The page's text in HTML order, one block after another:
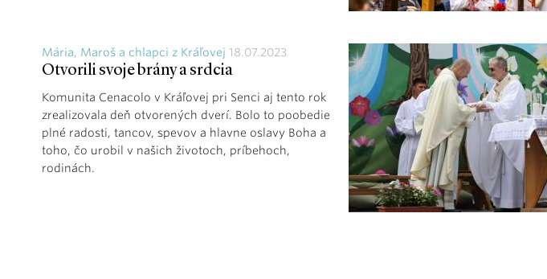
Mária, Maroš a chlapci z Kráľovej 18.07.2023
Otvorili svoje brány a srdcia
Komunita Cenacolo v Kráľovej pri Senci aj tento rok
zrealizovala deň otvorených dverí. Bolo to poobedie
plné radosti, tancov, spevov a hlavne oslavy Boha a
toho, čo urobil v našich životoch, príbehoch,
rodinách.